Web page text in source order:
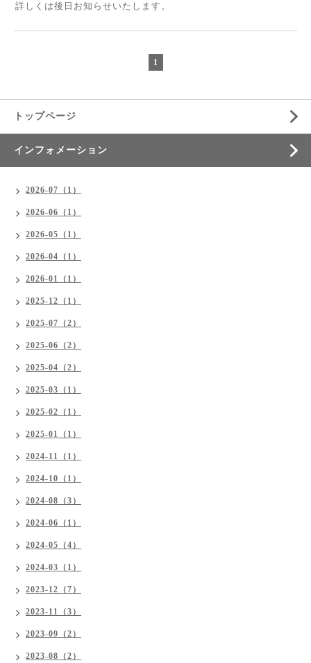
詳しくは後日お知らせいたします。
1
トップページ
インフォメーション
2026-07（1）
2026-06（1）
2026-05（1）
2026-04（1）
2026-01（1）
2025-12（1）
2025-07（2）
2025-06（2）
2025-04（2）
2025-03（1）
2025-02（1）
2025-01（1）
2024-11（1）
2024-10（1）
2024-08（3）
2024-06（1）
2024-05（4）
2024-03（1）
2023-12（7）
2023-11（3）
2023-09（2）
2023-08（2）